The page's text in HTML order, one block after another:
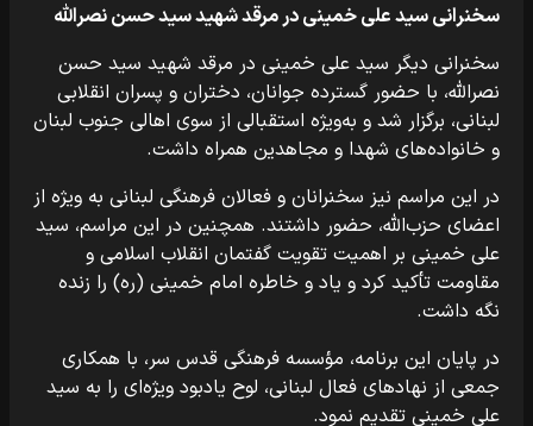
سخنرانی سید علی خمینی در مرقد شهید سید حسن نصرالله
سخنرانی دیگر سید علی خمینی در مرقد شهید سید حسن
نصرالله، با حضور گسترده جوانان، دختران و پسران انقلابی
لبنانی، برگزار شد و به‌ویژه استقبالی از سوی اهالی جنوب لبنان
و خانواده‌های شهدا و مجاهدین همراه داشت.
در این مراسم نیز سخنرانان و فعالان فرهنگی لبنانی به ویژه از
اعضای حزب‌الله، حضور داشتند. همچنین در این مراسم، سید
علی خمینی بر اهمیت تقویت گفتمان انقلاب اسلامی و
مقاومت تأکید کرد و یاد و خاطره امام خمینی (ره) را زنده
نگه داشت.
در پایان این برنامه، مؤسسه فرهنگی قدس سر، با همکاری
جمعی از نهادهای فعال لبنانی، لوح یادبود ویژه‌ای را به سید
علی خمینی تقدیم نمود.